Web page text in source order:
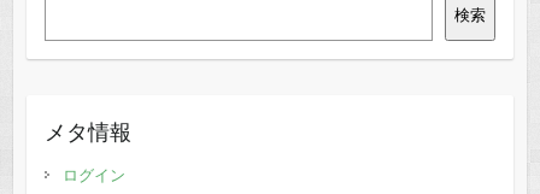
検索
メタ情報
ログイン